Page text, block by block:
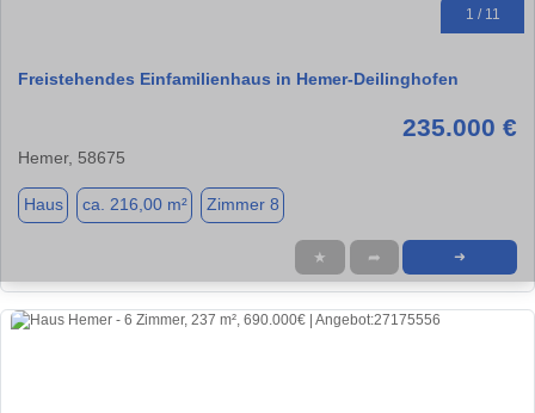
1 / 11
Freistehendes Einfamilienhaus in Hemer-Deilinghofen
235.000 €
Hemer, 58675
Haus ca. 216,00 m² Zimmer 8
★ ➦ ➜